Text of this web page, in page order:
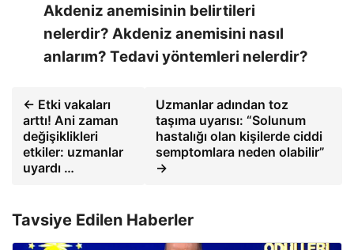
Akdeniz anemisinin belirtileri
nelerdir? Akdeniz anemisini nasıl
anlarım? Tedavi yöntemleri nelerdir?
← Etki vakaları
arttı! Ani zaman
değişiklikleri
etkiler: uzmanlar
uyardı …
Uzmanlar adından toz
taşıma uyarısı: “Solunum
hastalığı olan kişilerde ciddi
semptomlara neden olabilir”
→
Tavsiye Edilen Haberler